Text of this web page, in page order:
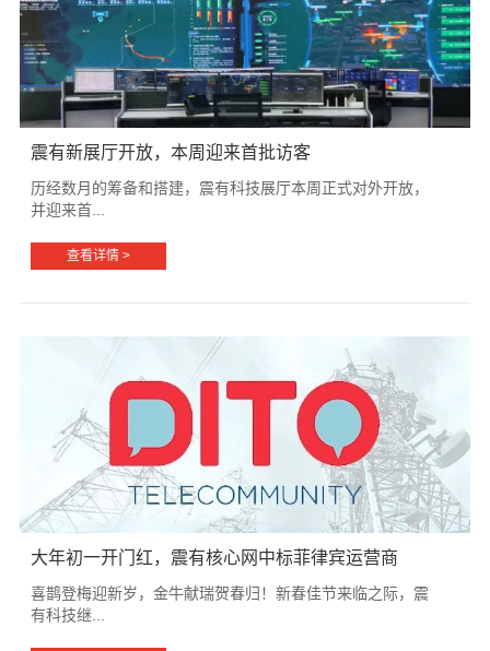
震有新展厅开放，本周迎来首批访客
历经数月的筹备和搭建，震有科技展厅本周正式对外开放，
并迎来首...
查看详情 >
大年初一开门红，震有核心网中标菲律宾运营商
喜鹊登梅迎新岁，金牛献瑞贺春归！新春佳节来临之际，震
有科技继...